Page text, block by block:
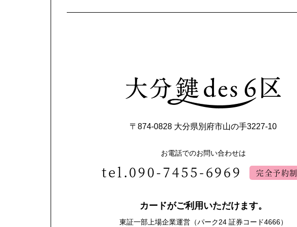
〒874-0828 大分県別府市山の手3227-10
お電話でのお問い合わせは
tel.090-7455-6969 完全予約制
カードがご利用いただけます。
東証一部上場企業運営（パーク24 証券コード4666）